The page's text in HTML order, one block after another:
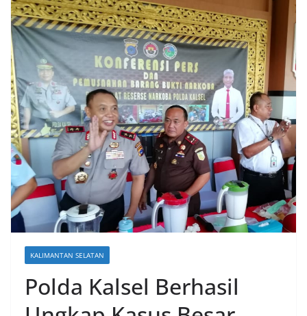
KALIMANTAN SELATAN
Polda Kalsel Berhasil